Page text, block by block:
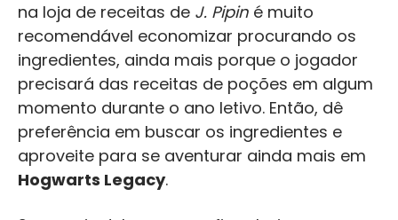
na loja de receitas de J. Pipin é muito
recomendável economizar procurando os
ingredientes, ainda mais porque o jogador
precisará das receitas de poções em algum
momento durante o ano letivo. Então, dê
preferência em buscar os ingredientes e
aproveite para se aventurar ainda mais em
Hogwarts Legacy.